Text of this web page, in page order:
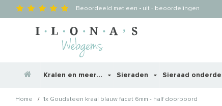
Beoordeeld met een - uit - beoordelingen
Kralen en meer... Sieraden Sieraad
Home / 1x Goudsteen kraal blauw facet 6mm - half doorboord